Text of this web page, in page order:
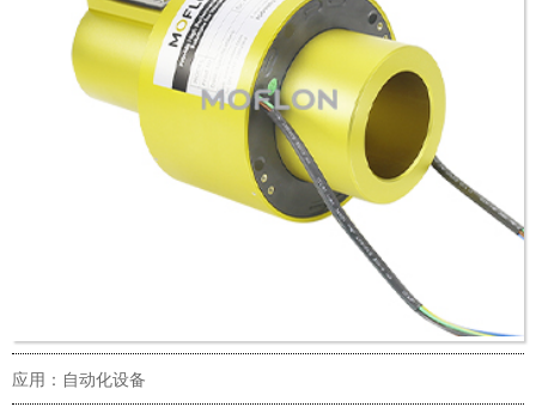
应用：自动化设备